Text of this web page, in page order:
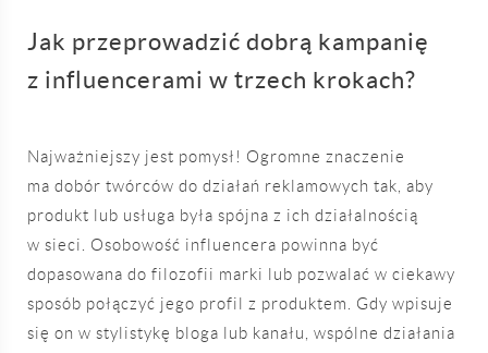
Jak przeprowadzić dobrą kampanię
z influencerami w trzech krokach?
Najważniejszy jest pomysł! Ogromne znaczenie
ma dobór twórców do działań reklamowych tak, aby
produkt lub usługa była spójna z ich działalnością
w sieci. Osobowość influencera powinna być
dopasowana do filozofii marki lub pozwalać w ciekawy
sposób połączyć jego profil z produktem. Gdy wpisuje
się on w stylistykę bloga lub kanału, wspólne działania